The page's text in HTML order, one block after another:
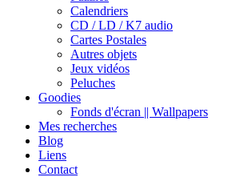
Calendriers
CD / LD / K7 audio
Cartes Postales
Autres objets
Jeux vidéos
Peluches
Goodies
Fonds d'écran || Wallpapers
Mes recherches
Blog
Liens
Contact